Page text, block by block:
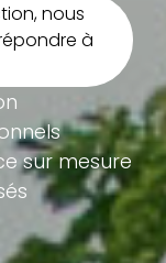
nous
à
sur mesure